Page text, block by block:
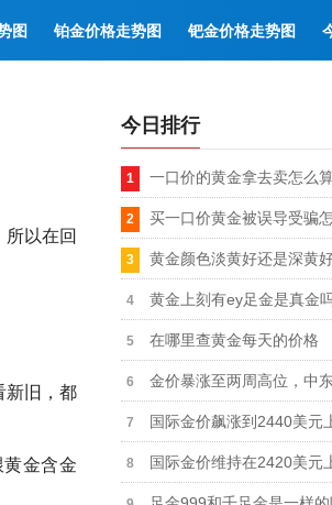
图 铂金价格走势图 钯金价格走势图
以在回
新旧，都
金含金
今日排行
一口价的黄金拿去卖怎么
黄金上刻有ey足金是真金
在哪里查黄金每天的价格